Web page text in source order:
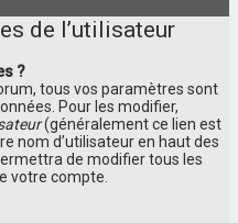
de l’utilisateur
?
tous vos paramètres sont
Pour les modifier,
(généralement ce lien est
nom d’utilisateur en haut des
de modifier tous les
votre compte.